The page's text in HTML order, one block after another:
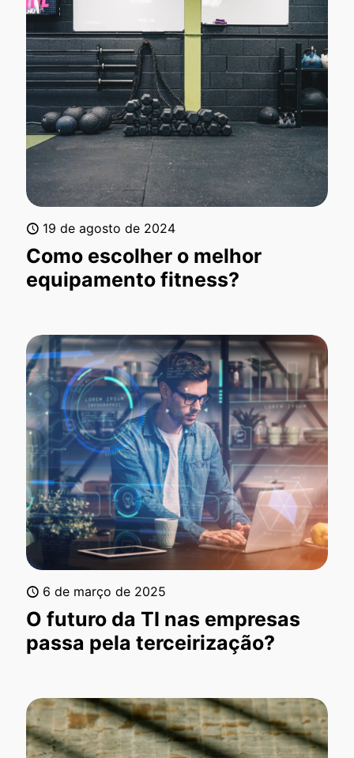
19 de agosto de 2024
Como escolher o melhor
equipamento fitness?
6 de março de 2025
O futuro da TI nas empresas
passa pela terceirização?